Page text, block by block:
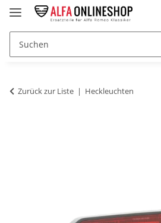
Zurück zur Liste Heckleuchten